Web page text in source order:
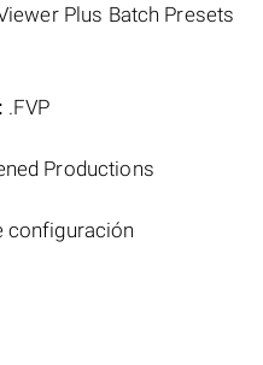
Plus Batch Presets
.FVP
Productions
configuración